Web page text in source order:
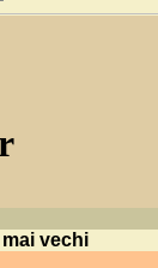
vechi